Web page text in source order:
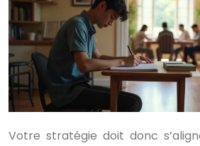
Votre stratégie doit donc